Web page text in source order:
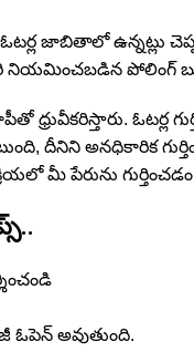
ఓటర్ల జాబితాలో
పోలింగ్
ఓటర్ల
దీనిని అనధికారిక
మీ పేరును
ఓపెన్ అవుతుంది.